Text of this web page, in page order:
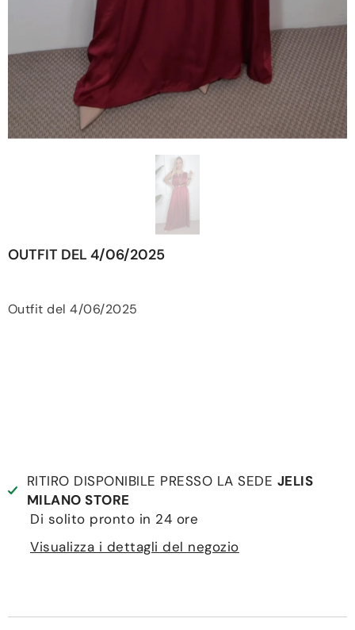
OUTFIT DEL 4/06/2025
Outfit del 4/06/2025
RITIRO DISPONIBILE PRESSO LA SEDE JELIS
MILANO STORE
Di solito pronto in 24 ore
Visualizza i dettagli del negozio